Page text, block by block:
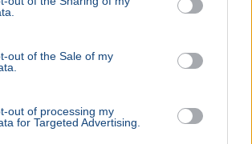
out of the Sale of my
out of processing my
for Targeted Advertising.